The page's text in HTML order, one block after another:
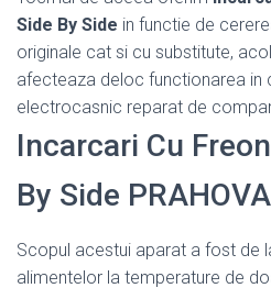
Side By Side in functie de
originale cat si cu substitute,
afecteaza deloc functionarea in
electrocasnic reparat de
Incarcari Cu
By Side PRAHOVA
Scopul acestui aparat a fost de
alimentelor la temperature de